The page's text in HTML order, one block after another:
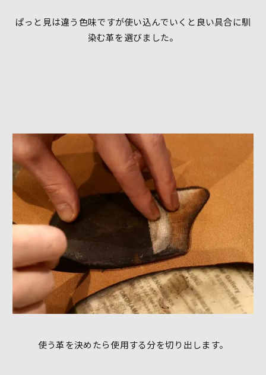
ぱっと見は違う色味ですが使い込んでいくと良い具合に馴
染む革を選びました。
使う革を決めたら使用する分を切り出します。